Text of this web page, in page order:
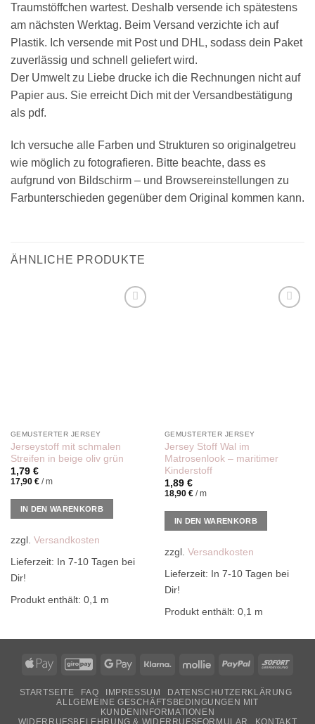
Traumstöffchen wartest. Deshalb versende ich spätestens
am nächsten Werktag. Beim Versand verzichte ich auf
Plastik. Ich versende mit Post und DHL, sodass dein Paket
zuverlässig und schnell geliefert wird.
Der Umwelt zu Liebe drucke ich die Rechnungen nicht auf
Papier aus. Sie erreicht Dich mit der Versandbestätigung
als pdf.
Ich versuche alle Farben und Strukturen so originalgetreu
wie möglich zu fotografieren. Bitte beachte, dass es
aufgrund von Bildschirm – und Browsereinstellungen zu
Farbunterschieden gegenüber dem Original kommen kann.
ÄHNLICHE PRODUKTE
GEMUSTERTER JERSEY
Jerseystoff mit schmalen
Streifen in beige oliv grün
1,79 €
17,90 €/m
IN DEN WARENKORB
zzgl. Versandkosten
Lieferzeit: In 7-10 Tagen bei
Dir!
Produkt enthält: 0,1 m
GEMUSTERTER JERSEY
Jersey Stoff Wal im
Matrosenlook – maritimer
Kinderstoff
1,89 €
18,90 €/m
IN DEN WARENKORB
zzgl. Versandkosten
Lieferzeit: In 7-10 Tagen bei
Dir!
Produkt enthält: 0,1 m
Apple
GiroPay Google
Klarna Mollie PayPal Sofort
STARTSEITE FAQ IMPRESSUM
DATENSCHUTZERKLÄRUNG
ALLGEMEINE GESCHÄFTSBEDINGUNGEN MIT
KUNDENINFORMATIONEN
WIDERRUFSBELEHRUNG & WIDERRUFSFORMULAR
KONTAKT